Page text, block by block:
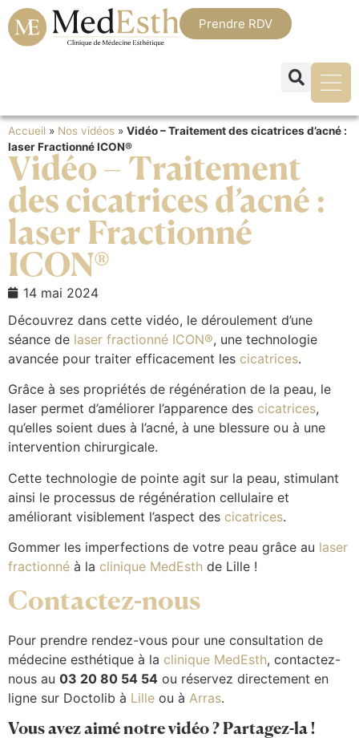
Prendre RDV
Accueil » Nos vidéos » Vidéo – Traitement des cicatrices d’acné :
laser Fractionné ICON®
Vidéo – Traitement
des cicatrices d’acné :
laser Fractionné
ICON®
14 mai 2024
Découvrez dans cette vidéo, le déroulement d’une
séance de laser fractionné ICON®, une technologie
avancée pour traiter efficacement les cicatrices.
Grâce à ses propriétés de régénération de la peau, le
laser permet d’améliorer l’apparence des cicatrices,
qu’elles soient dues à l’acné, à une blessure ou à une
intervention chirurgicale.
Cette technologie de pointe agit sur la peau, stimulant
ainsi le processus de régénération cellulaire et
améliorant visiblement l’aspect des cicatrices.
Gommer les imperfections de votre peau grâce au laser
fractionné à la clinique MedEsth de Lille !
Contactez-nous
Pour prendre rendez-vous pour une consultation de
médecine esthétique à la clinique MedEsth, contactez-
nous au 03 20 80 54 54 ou réservez directement en
ligne sur Doctolib à Lille ou à Arras.
Vous avez aimé notre vidéo ? Partagez-la !